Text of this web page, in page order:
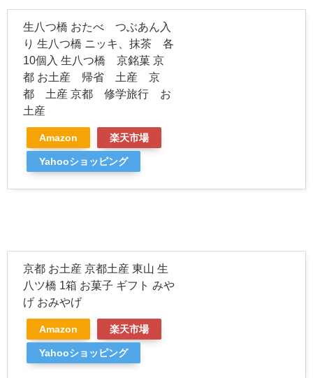
生八つ橋 おたべ つぶあん入
り 生八つ橋 ニッキ、抹茶 各
10個入 生八つ橋 京銘菓 京
都 お土産 帰省 土産 京
都 土産 京都 修学旅行 お
土産
Amazon 楽天市場
Yahooショッピング
京都 お土産 京都土産 東山 生
八ツ橋 1箱 お菓子 ギフト みや
げ おみやげ
Amazon 楽天市場
Yahooショッピング